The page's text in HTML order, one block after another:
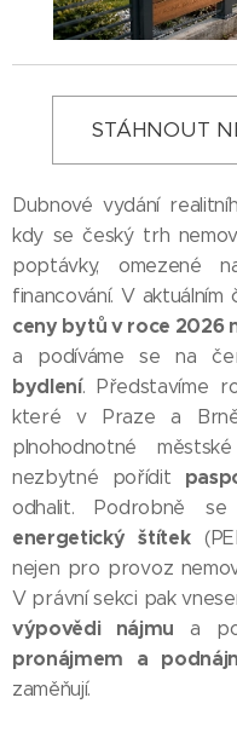
STÁHNOUT
Dubnové vydání
kdy se český trh
poptávky, omezené
financování. V
ceny bytů v roce 2026
a podíváme se na
bydlení. Představíme
které v Praze a
plnohodnotné
nezbytné pořídit
odhalit. Podrobně
energetický štítek
nejen pro provoz
V právní sekci pak
výpovědi nájmu a
pronájmem a
zaměňují.